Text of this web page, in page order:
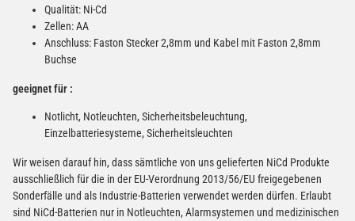
Qualität: Ni-Cd
Zellen: AA
Anschluss: Faston Stecker 2,8mm und Kabel mit Faston 2,8mm
Buchse
geeignet für :
Notlicht, Notleuchten, Sicherheitsbeleuchtung,
Einzelbatteriesysteme, Sicherheitsleuchten
Wir weisen darauf hin, dass sämtliche von uns gelieferten NiCd Produkte
ausschließlich für die in der EU-Verordnung 2013/56/EU freigegebenen
Sonderfälle und als Industrie-Batterien verwendet werden dürfen. Erlaubt
sind NiCd-Batterien nur in Notleuchten, Alarmsystemen und medizinischen